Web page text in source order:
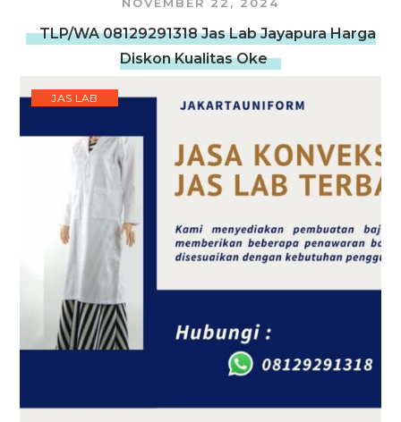
NOVEMBER 22, 2024
TLP/WA 08129291318 Jas Lab Jayapura Harga
Diskon Kualitas Oke
JAS LAB